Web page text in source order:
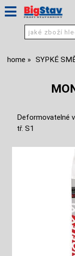
home SYPKÉ
Deformovatelné
tř. S1